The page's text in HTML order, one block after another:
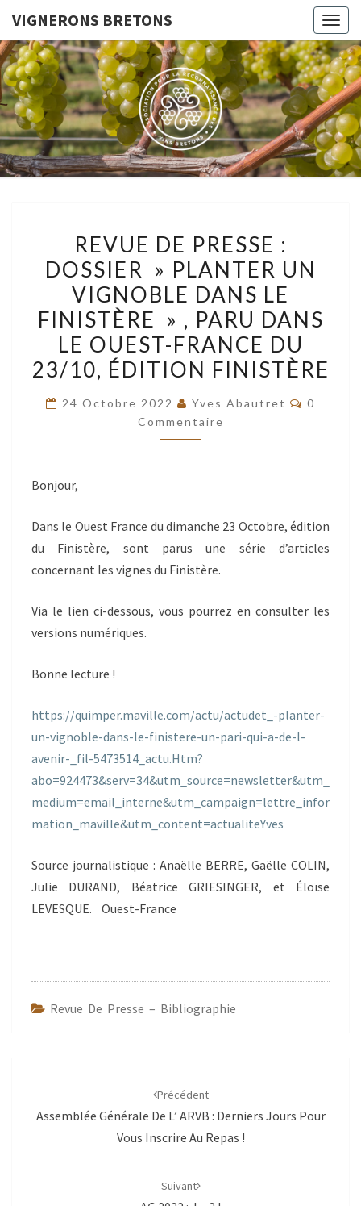
VIGNERONS BRETONS
Le Site De
L'Association
Pour La
Reconnaissance
Des Vins
Bretons
DE
PRESSE
:
DOSSIER
»
PLANTER
UN
VIGNOBLE
DANS
LE
PARU
DANS
LE
FRANCE
REVUE DE PRESSE :
DOSSIER » PLANTER UN
VIGNOBLE DANS LE
FINISTÈRE » , PARU DANS
LE OUEST-FRANCE DU
23/10, ÉDITION FINISTÈRE
24 Octobre 2022 Yves Abautret
0
Commentaire
Bonjour,
Dans le Ouest France du dimanche 23 Octobre, édition
du Finistère, sont parus une série d’articles
concernant les vignes du Finistère.
Via le lien ci-dessous, vous pourrez en consulter les
versions numériques.
Bonne lecture !
https://quimper.maville.com/actu/actudet_-planter-
un-vignoble-dans-le-finistere-un-pari-qui-a-de-l-
avenir-_fil-5473514_actu.Htm?
abo=924473&serv=34&utm_source=newsletter&utm_
medium=email_interne&utm_campaign=lettre_infor
mation_maville&utm_content=actualiteYves
Source journalistique : Anaëlle BERRE, Gaëlle COLIN,
Julie DURAND, Béatrice GRIESINGER, et Éloïse
LEVESQUE. Ouest-France
Revue De Presse – Bibliographie
Précédent
Assemblée Générale De L’ ARVB : Derniers Jours Pour
Vous Inscrire Au Repas !
Suivant